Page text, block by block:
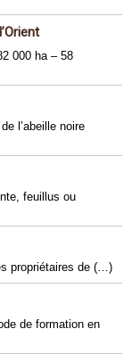
000 ha – 58
l’abeille noire
feuillus ou
propriétaires de (…)
de formation en